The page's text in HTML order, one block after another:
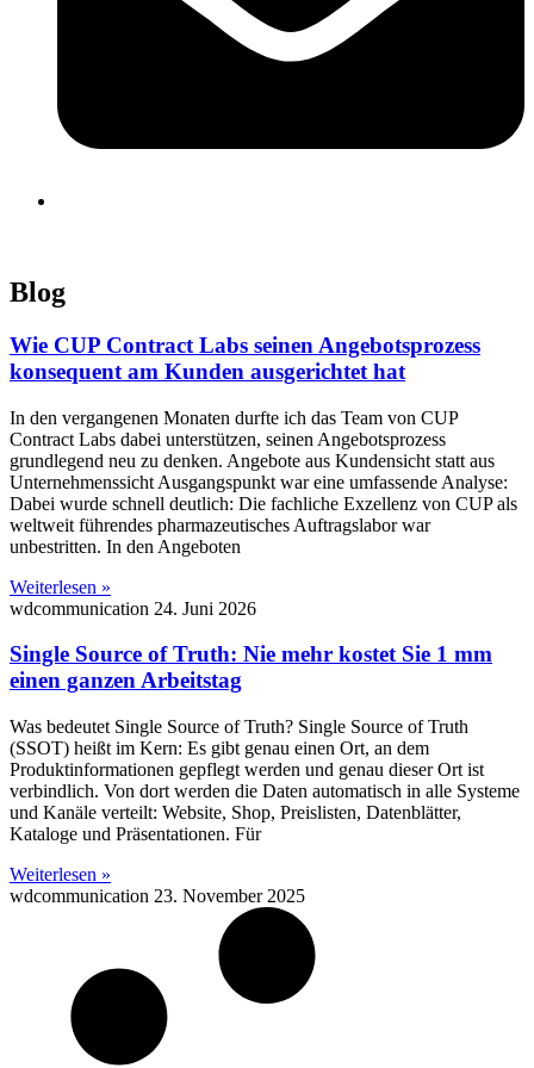
Blog
Wie CUP Contract Labs seinen Angebotsprozess
konsequent am Kunden ausgerichtet hat
In den vergangenen Monaten durfte ich das Team von CUP
Contract Labs dabei unterstützen, seinen Angebotsprozess
grundlegend neu zu denken. Angebote aus Kundensicht statt aus
Unternehmenssicht Ausgangspunkt war eine umfassende Analyse:
Dabei wurde schnell deutlich: Die fachliche Exzellenz von CUP als
weltweit führendes pharmazeutisches Auftragslabor war
unbestritten. In den Angeboten
Weiterlesen »
wdcommunication 24. Juni 2026
Single Source of Truth: Nie mehr kostet Sie 1 mm
einen ganzen Arbeitstag
Was bedeutet Single Source of Truth? Single Source of Truth
(SSOT) heißt im Kern: Es gibt genau einen Ort, an dem
Produktinformationen gepflegt werden und genau dieser Ort ist
verbindlich. Von dort werden die Daten automatisch in alle Systeme
und Kanäle verteilt: Website, Shop, Preislisten, Datenblätter,
Kataloge und Präsentationen. Für
Weiterlesen »
wdcommunication 23. November 2025